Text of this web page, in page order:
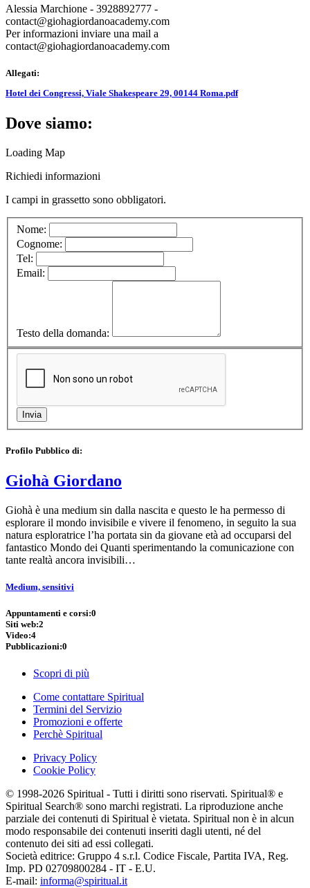
Alessia Marchione - 3928892777 -
contact@giohagiordanoacademy.com
Per informazioni inviare una mail a
contact@giohagiordanoacademy.com
Allegati:
Hotel dei Congressi, Viale Shakespeare 29, 00144 Roma.pdf
Dove siamo:
Loading Map
Richiedi informazioni
I campi in grassetto sono obbligatori.
Nome:
Cognome:
Tel:
Email:
Testo della domanda:
Profilo Pubblico di:
Giohà Giordano
Giohà è una medium sin dalla nascita e questo le ha permesso di
esplorare il mondo invisibile e vivere il fenomeno, in seguito la sua
natura esploratrice l’ha portata sin da giovane età ad occuparsi del
fantastico Mondo dei Quanti sperimentando la comunicazione con
tante realtà ancora invisibili…
Medium, sensitivi
Appuntamenti e corsi:0
Siti web:2
Video:4
Pubblicazioni:0
Scopri di più
Come contattare Spiritual
Termini del Servizio
Promozioni e offerte
Perchè Spiritual
Privacy Policy
Cookie Policy
© 1998-2026 Spiritual - Tutti i diritti sono riservati. Spiritual® e
Spiritual Search® sono marchi registrati. La riproduzione anche
parziale dei contenuti di Spiritual è vietata. Spiritual non è in alcun
modo responsabile dei contenuti inseriti dagli utenti, né del
contenuto dei siti ad essi collegati.
Società editrice: Gruppo 4 s.r.l. Codice Fiscale, Partita IVA, Reg.
Imp. PD 02709800284 - IT - E.U.
E-mail: informa@spiritual.it